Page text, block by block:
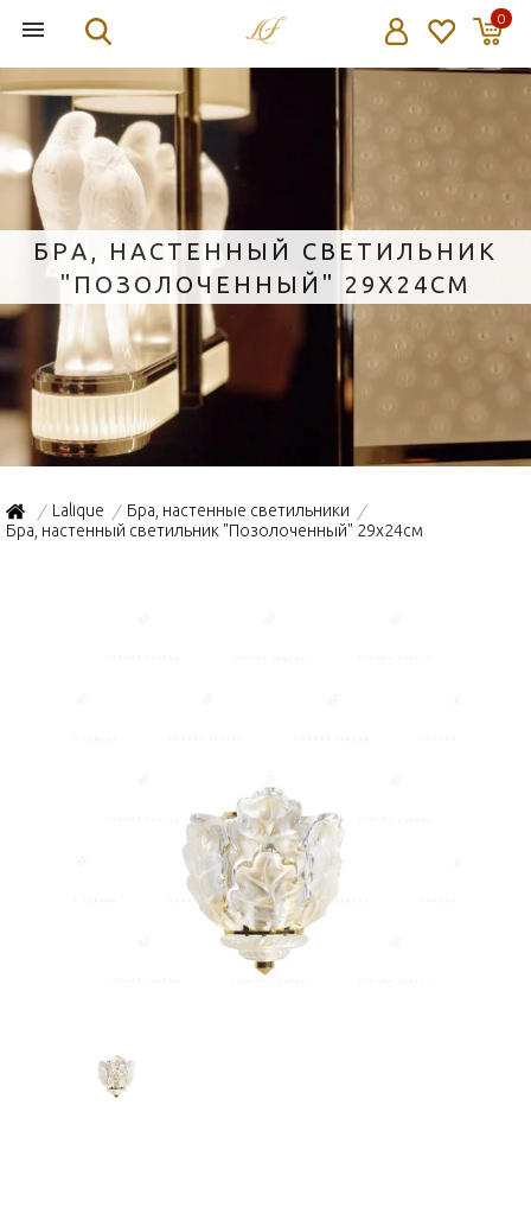
0
БРА, НАСТЕННЫЙ СВЕТИЛЬНИК
"ПОЗОЛОЧЕННЫЙ" 29X24СМ
/ Lalique / Бра, настенные светильники /
Бра, настенный светильник "Позолоченный" 29x24см